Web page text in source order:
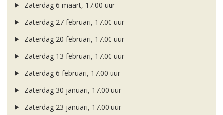
Zaterdag 6 maart, 17.00 uur
Zaterdag 27 februari, 17.00 uur
Zaterdag 20 februari, 17.00 uur
Zaterdag 13 februari, 17.00 uur
Zaterdag 6 februari, 17.00 uur
Zaterdag 30 januari, 17.00 uur
Zaterdag 23 januari, 17.00 uur